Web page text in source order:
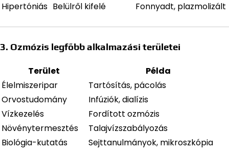
Hipertóniás Belülről kifelé Fonnyadt, plazmolizált
3. Ozmózis legfőbb alkalmazási területei
Terület
Példa
Élelmiszeripar
Tartósítás, pácolás
Orvostudomány
Infúziók, dialízis
Vízkezelés
Fordított ozmózis
Növénytermesztés
Talajvízszabályozás
Biológia-kutatás
Sejttanulmányok, mikroszkópia